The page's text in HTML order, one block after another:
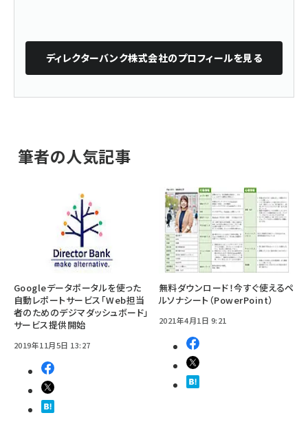
ディレクターバンク株式会社のプロフィールを見る
筆者の人気記事
Googleデータポータルを使った
自動レポートサービス「Web担当
者のためのデジマダッシュボード」
サービス提供開始
2019年11月5日 13:27
無料ダウンロード！今すぐ使えるペ
ルソナシート（PowerPoint）
2021年4月1日 9:21